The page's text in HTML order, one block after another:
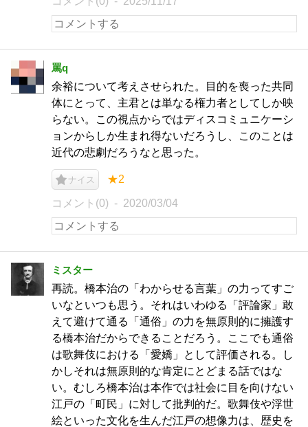
罵q
余裕について考えさせられた。目的を喪った共同
体にとって、主君とは単なる権力者としてしか映
らない。この視点からではディスコミュニケーシ
ョンからしか生まれ得ないだろうし、このことは
近代の悲劇だろうなと思った。
ナイス ★2
コメント(0) 2020/03/04
ミスター
再読。橋本治の「わからせる言葉」の力ってすご
いなといつも思う。それはいわゆる「評論家」敢
えて避けて通る「通俗」の力を無原則的に擁護す
る橋本治だからできることだろう。ここでも通俗
は歌舞伎における「愛嬌」として評価される。し
かしそれは無原則的な肯定にとどまる話ではな
い。むしろ橋本治は本作では社会に目を向けない
江戸の「町民」に対して批判的だ。歌舞伎や浮世
絵といった文化を生んだ江戸の想像力は、歴史を